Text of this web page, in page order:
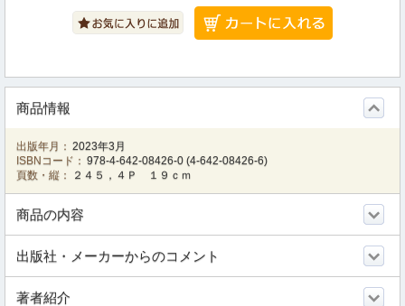
商品情報
出版年月： 2023年3月
ISBNコード： 978-4-642-08426-0 (4-642-08426-6)
頁数・縦：
２４５，４Ｐ １９ｃｍ
商品の内容
出版社・メーカーからのコメント
著者紹介